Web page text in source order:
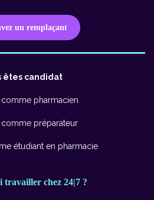
un remplaçant
êtes candidat
comme pharmacien
comme préparateur
étudiant en pharmacie
travailler chez 24|7 ?